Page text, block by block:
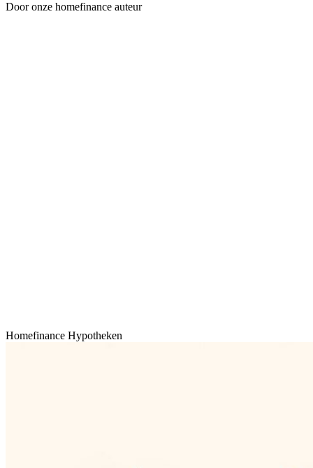
Door onze homefinance auteur
Homefinance Hypotheken